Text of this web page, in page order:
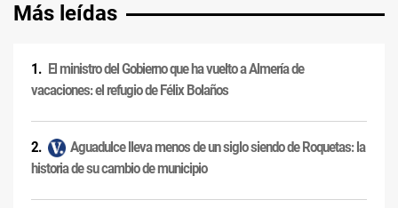
Más leídas
El ministro del Gobierno que ha vuelto a Almería de
vacaciones: el refugio de Félix Bolaños
Aguadulce lleva menos de un siglo siendo de Roquetas: la
historia de su cambio de municipio